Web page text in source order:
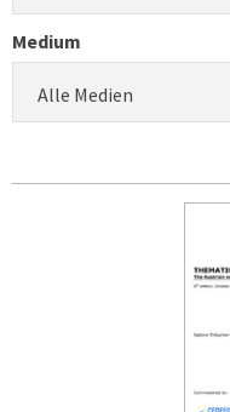
Medium
Alle Medien